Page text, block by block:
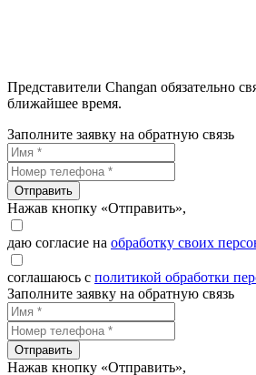
Представители Changan обязательно
ближайшее время.
Заполните заявку на обратную связь
Отправить
Нажав кнопку «Отправить»,
даю согласие на обработку своих
соглашаюсь с политикой обработки
Заполните заявку на обратную связь
Отправить
Нажав кнопку «Отправить»,